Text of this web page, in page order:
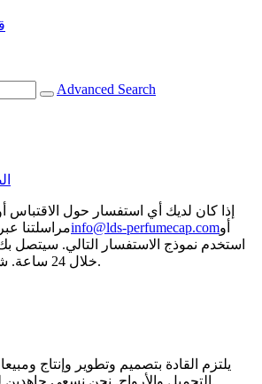
Advanced Search
إذا كان لديك أي استفسار حول الاقتباس
مراسلتناinfo@lds-perfumecap.comأو
استخدم نموذج الاستفسار التالي. سيتصل
خلال 24 ساعة. شكرا لاهتمامك بمنتجاتنا.
يلتزم القادة بتصميم وتطوير وإنتاج
التجميل والأرواح. نحن نسعى جاهدين لتصبح أفضل شريك لك.